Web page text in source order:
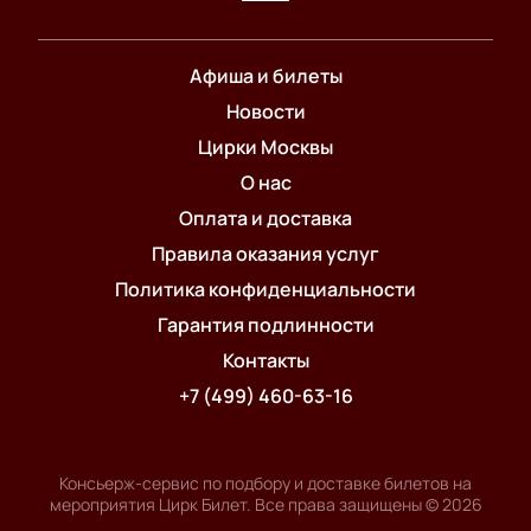
Афиша и билеты
Новости
Цирки Москвы
О нас
Оплата и доставка
Правила оказания услуг
Политика конфиденциальности
Гарантия подлинности
Контакты
+7 (499) 460-63-16
Консьерж-сервис по подбору и доставке билетов на
мероприятия Цирк Билет. Все права защищены©2026